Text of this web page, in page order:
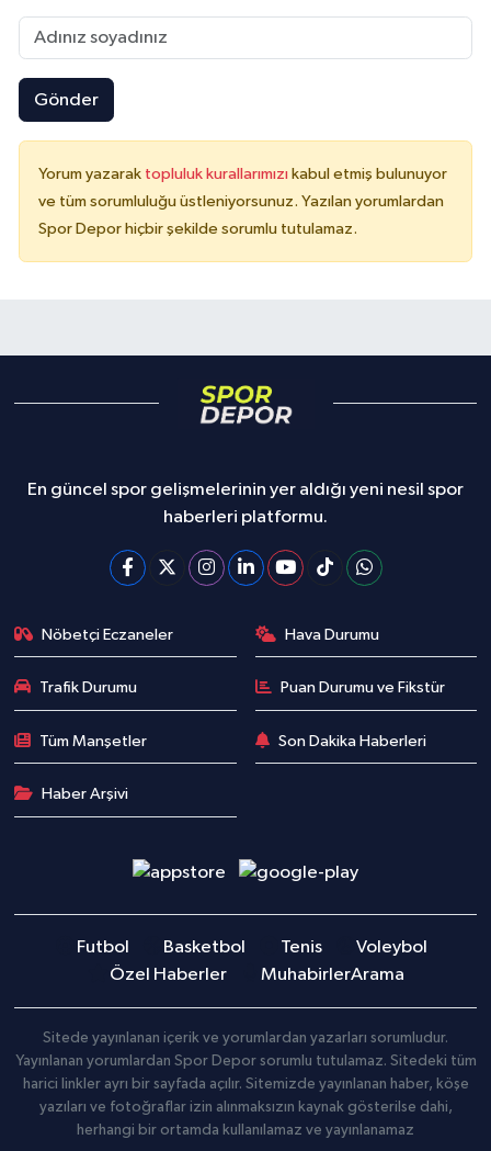
Gönder
Yorum yazarak topluluk kurallarımızı kabul etmiş bulunuyor
ve tüm sorumluluğu üstleniyorsunuz. Yazılan yorumlardan
Spor Depor hiçbir şekilde sorumlu tutulamaz.
En güncel spor gelişmelerinin yer aldığı yeni nesil spor
haberleri platformu.
Nöbetçi Eczaneler Hava Durumu
Trafik Durumu Puan Durumu ve Fikstür
Tüm Manşetler Son Dakika Haberleri
Haber Arşivi
Futbol Basketbol Tenis
Voleybol
Özel Haberler
MuhabirlerArama
Sitede yayınlanan içerik ve yorumlardan yazarları sorumludur.
Yayınlanan yorumlardan Spor Depor sorumlu tutulamaz. Sitedeki tüm
harici linkler ayrı bir sayfada açılır. Sitemizde yayınlanan haber, köşe
yazıları ve fotoğraflar izin alınmaksızın kaynak gösterilse dahi,
herhangi bir ortamda kullanılamaz ve yayınlanamaz